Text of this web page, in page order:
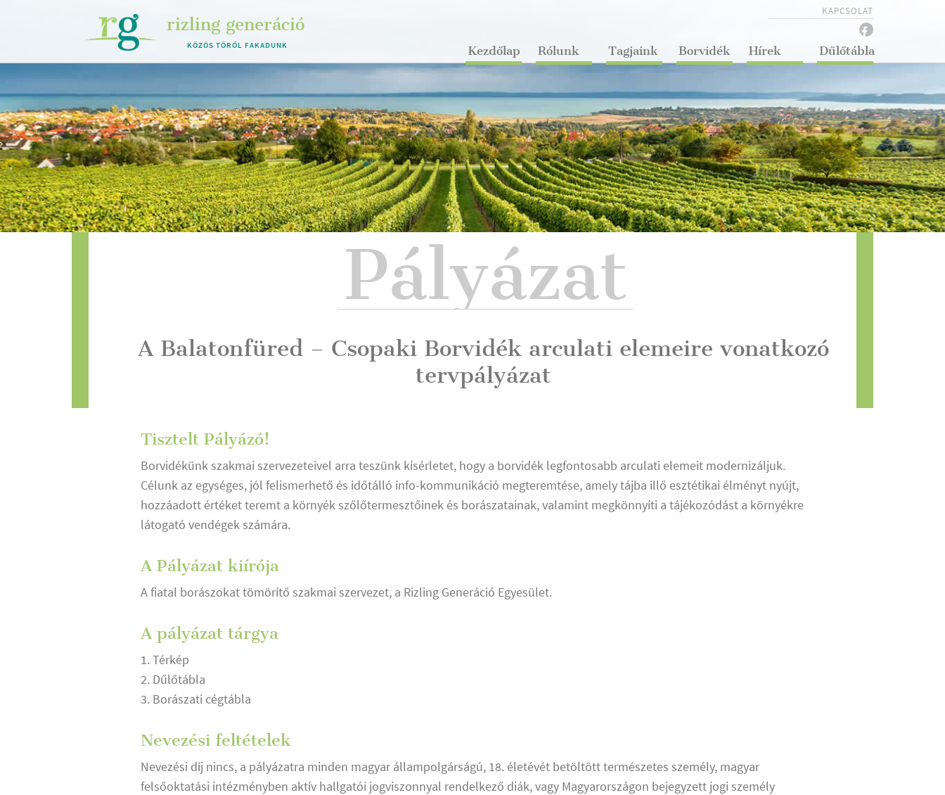
KAPCSOLAT
rizling generáció
KÖZÖS TŐRŐL FAKADUNK Dűlőtábla
Hírek
Borvidék
Tagjaink
Rólunk
Kezdőlap
Pályázat
A Balatonfüred – Csopaki Borvidék arculati elemeire vonatkozó
tervpályázat
Tisztelt Pályázó!
Borvidékünk szakmai szervezeteivel arra teszünk kísérletet, hogy a borvidék legfontosabb arculati elemeit modernizáljuk.
Célunk az egységes, jól felismerhető és időtálló info-kommunikáció megteremtése, amely tájba illő esztétikai élményt nyújt,
hozzáadott értéket teremt a környék szőlőtermesztőinek és borászatainak, valamint megkönnyíti a tájékozódást a környékre
látogató vendégek számára.
A Pályázat kiírója
A fiatal borászokat tömörítő szakmai szervezet, a Rizling Generáció Egyesület.
A pályázat tárgya
1. Térkép
2. Dűlőtábla
3. Borászati cégtábla
Nevezési feltételek
Nevezési díj nincs, a pályázatra minden magyar állampolgárságú, 18. életévét betöltött természetes személy, magyar
felsőoktatási intézményben aktív hallgatói jogviszonnyal rendelkező diák, vagy Magyarországon bejegyzett jogi személy